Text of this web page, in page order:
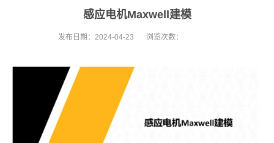
感应电机Maxwell建模
发布日期： 2024-04-23 浏览次数：